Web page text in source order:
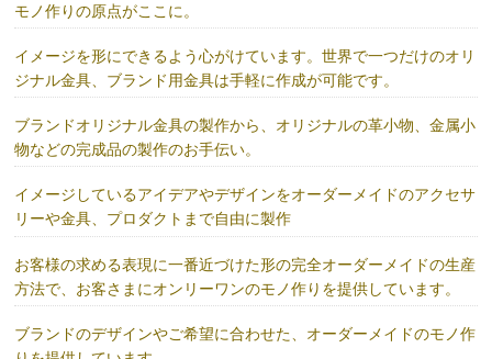
モノ作りの原点がここに。
イメージを形にできるよう心がけています。世界で一つだけのオリ
ジナル金具、ブランド用金具は手軽に作成が可能です。
ブランドオリジナル金具の製作から、オリジナルの革小物、金属小
物などの完成品の製作のお手伝い。
イメージしているアイデアやデザインをオーダーメイドのアクセサ
リーや金具、プロダクトまで自由に製作
お客様の求める表現に一番近づけた形の完全オーダーメイドの生産
方法で、お客さまにオンリーワンのモノ作りを提供しています。
ブランドのデザインやご希望に合わせた、オーダーメイドのモノ作